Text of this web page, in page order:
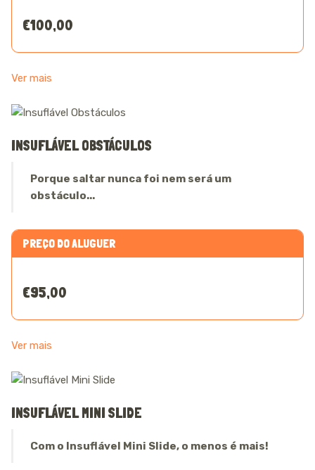
€100,00
Ver mais
INSUFLÁVEL OBSTÁCULOS
Porque saltar nunca foi nem será um
obstáculo...
PREÇO DO ALUGUER
€95,00
Ver mais
INSUFLÁVEL MINI SLIDE
Com o Insuflável Mini Slide, o menos é mais!